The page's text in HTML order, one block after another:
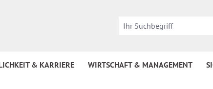
& KARRIERE WIRTSCHAFT & MANAGEMENT